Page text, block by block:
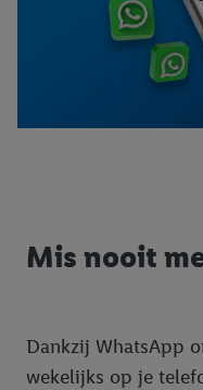
Mis nooit
Dankzij WhatsApp
wekelijks op je